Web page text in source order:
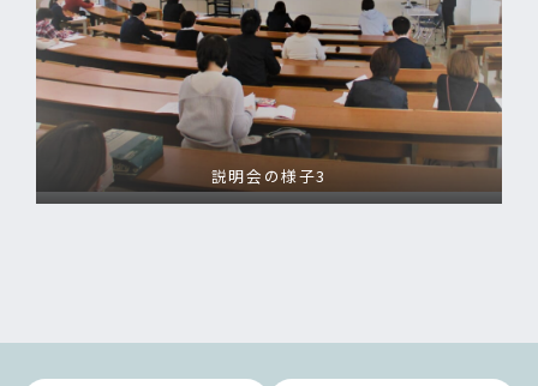
説明会の様子3